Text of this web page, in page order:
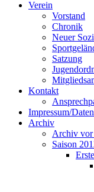
Verein
Vorstand
Chronik
Neuer
Satzung
Kontakt
Impressum/
Archiv
Archiv vor
Saison
Erste